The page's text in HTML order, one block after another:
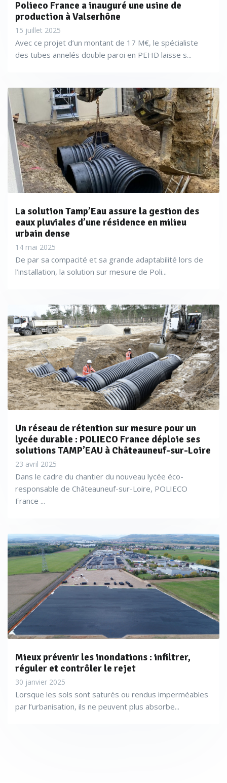
Polieco France a inauguré une usine de
production à Valserhône
15 juillet 2025
Avec ce projet d’un montant de 17 M€, le spécialiste
des tubes annelés double paroi en PEHD laisse s...
La solution Tamp’Eau assure la gestion des
eaux pluviales d’une résidence en milieu
urbain dense
14 mai 2025
De par sa compacité et sa grande adaptabilité lors de
l’installation, la solution sur mesure de Poli...
Un réseau de rétention sur mesure pour un
lycée durable : POLIECO France déploie ses
solutions TAMP’EAU à Châteauneuf-sur-Loire
23 avril 2025
Dans le cadre du chantier du nouveau lycée éco-
responsable de Châteauneuf-sur-Loire, POLIECO
France ...
Mieux prévenir les inondations : infiltrer,
réguler et contrôler le rejet
30 janvier 2025
Lorsque les sols sont saturés ou rendus imperméables
par l’urbanisation, ils ne peuvent plus absorbe...